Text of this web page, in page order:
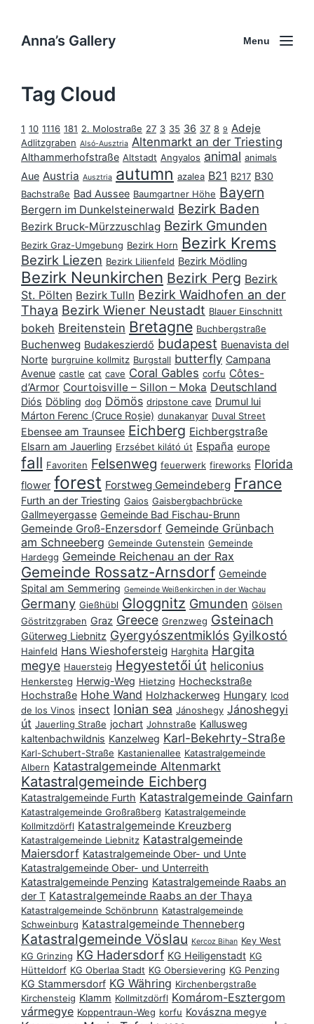
Anna’s Gallery Menu
Tag Cloud
1 10 1116 181 2. Molostraße 27 3 35 36 37 8 9 Adeje
Adlitzgraben Alsó-Ausztria Altenmarkt an der Triesting
Althammerhofstraße Altstadt Angyalos animal animals
Aue Austria Ausztria autumn azalea B21 B217 B30
Bachstraße Bad Aussee Baumgartner Höhe Bayern
Bergern im Dunkelsteinerwald Bezirk Baden
Bezirk Bruck-Mürzzuschlag Bezirk Gmunden
Bezirk Graz-Umgebung Bezirk Horn Bezirk Krems
Bezirk Liezen Bezirk Lilienfeld Bezirk Mödling
Bezirk Neunkirchen Bezirk Perg Bezirk
St. Pölten Bezirk Tulln Bezirk Waidhofen an der
Thaya Bezirk Wiener Neustadt Blauer Einschnitt
bokeh Breitenstein Bretagne Buchbergstraße
Buchenweg Budakeszierdő budapest Buenavista del
Norte burgruine kollmitz Burgstall butterfly Campana
Avenue castle cat cave Coral Gables corfu Côtes-
d’Armor Courtoisville – Sillon – Moka Deutschland
Diós Döbling dog Dömös dripstone cave Drumul lui
Márton Ferenc (Cruce Roșie) dunakanyar Duval Street
Ebensee am Traunsee Eichberg Eichbergstraße
Elsarn am Jauerling Erzsébet kilátó út España europe
fall Favoriten Felsenweg feuerwerk fireworks Florida
flower forest Forstweg Gemeindeberg France
Furth an der Triesting Gaios Gaisbergbachbrücke
Gallmeyergasse Gemeinde Bad Fischau-Brunn
Gemeinde Groß-Enzersdorf Gemeinde Grünbach
am Schneeberg Gemeinde Gutenstein Gemeinde
Hardegg Gemeinde Reichenau an der Rax
Gemeinde Rossatz-Arnsdorf Gemeinde
Spital am Semmering Gemeinde Weißenkirchen in der Wachau
Germany Gießhübl Gloggnitz Gmunden Gölsen
Göstritzgraben Graz Greece Grenzweg Gsteinach
Güterweg Liebnitz Gyergyószentmiklós Gyilkostó
Hainfeld Hans Wieshofersteig Harghita Hargita
megye Hauersteig Hegyestetői út heliconius
Henkersteg Herwig-Weg Hietzing Hocheckstraße
Hochstraße Hohe Wand Holzhackerweg Hungary Icod
de los Vinos insect Ionian sea Jánoshegy Jánoshegyi
út Jauerling Straße jochart Johnstraße Kallusweg
kaltenbachwildnis Kanzelweg Karl-Bekehrty-Straße
Karl-Schubert-Straße Kastanienallee Katastralgemeinde
Albern Katastralgemeinde Altenmarkt
Katastralgemeinde Eichberg
Katastralgemeinde Furth Katastralgemeinde Gainfarn
Katastralgemeinde Großraßberg Katastralgemeinde
Kollmitzdörfl Katastralgemeinde Kreuzberg
Katastralgemeinde Liebnitz Katastralgemeinde
Maiersdorf Katastralgemeinde Ober- und Unte
Katastralgemeinde Ober- und Unterreith
Katastralgemeinde Penzing Katastralgemeinde Raabs an
der T Katastralgemeinde Raabs an der Thaya
Katastralgemeinde Schönbrunn Katastralgemeinde
Schweinburg Katastralgemeinde Thenneberg
Katastralgemeinde Vöslau Kercoz Bihan Key West
KG Grinzing KG Hadersdorf KG Heiligenstadt KG
Hütteldorf KG Oberlaa Stadt KG Obersievering KG Penzing
KG Stammersdorf KG Währing Kirchenbergstraße
Kirchensteig Klamm Kollmitzdörfl Komárom-Esztergom
vármegye Koppentraun-Weg korfu Kovászna megye